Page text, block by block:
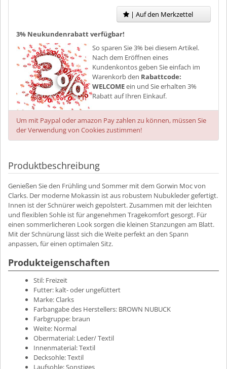
| Auf den Merkzettel
3% Neukundenrabatt verfügbar!
So sparen Sie 3% bei diesem Artikel.
Nach dem Eröffnen eines
Kundenkontos geben Sie einfach im
Warenkorb den Rabattcode:
WELCOMEein und Sie erhalten 3%
Rabatt auf Ihren Einkauf.
Um mit Paypal oder amazon Pay zahlen zu können, müssen Sie
der Verwendung von Cookies zustimmen!
Produktbeschreibung
Genießen Sie den Frühling und Sommer mit dem Gorwin Moc von
Clarks. Der moderne Mokassin ist aus robustem Nubukleder gefertigt.
Innen ist der Schnürer weich gepolstert. Zusammen mit der leichten
und flexiblen Sohle ist für angenehmen Tragekomfort gesorgt. Für
einen sommerlicheren Look sorgen die kleinen Stanzungen am Blatt.
Mit der Schnürung lässt sich die Weite perfekt an den Spann
anpassen, für einen optimalen Sitz.
Produkteigenschaften
Stil: Freizeit
Futter: kalt- oder ungefüttert
Marke:Clarks
Farbangabe des Herstellers: BROWN NUBUCK
Farbgruppe: braun
Weite: Normal
Obermaterial: Leder/ Textil
Innenmaterial:Textil
Decksohle:Textil
Laufsohle:Sonstiges